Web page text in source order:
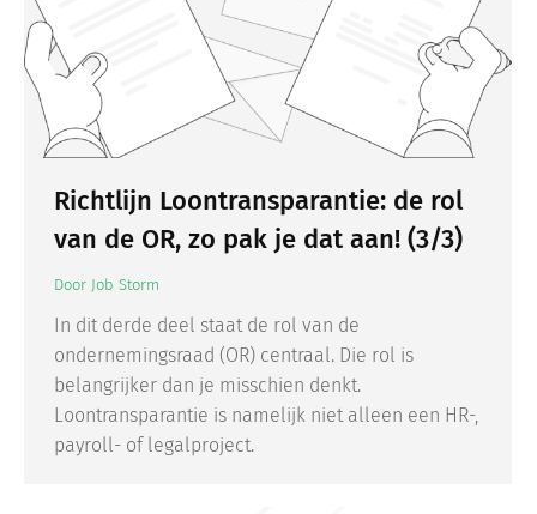
Richtlijn Loontransparantie: de rol
van de OR, zo pak je dat aan! (3/3)
Door Job Storm
In dit derde deel staat de rol van de
ondernemingsraad (OR) centraal. Die rol is
belangrijker dan je misschien denkt.
Loontransparantie is namelijk niet alleen een HR-,
payroll- of legalproject.